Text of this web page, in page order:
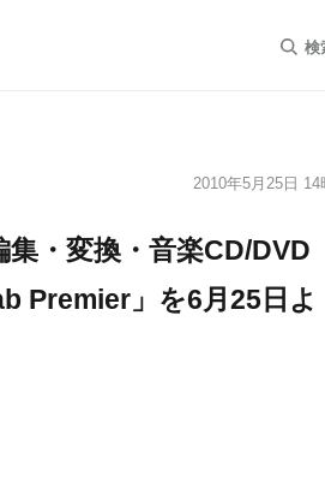
検
2010年5月25日 14
・変換・音楽CD/DVD
Premier」を6月25日よ